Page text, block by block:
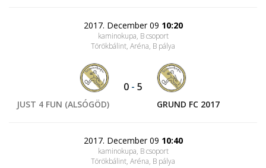
2017. December 09 10:20
kaminokupa, B csoport
Törökbálint, Aréna, B pálya
JUST 4 FUN (ALSÓGÖD)
0 - 5
GRUND FC 2017
2017. December 09 10:40
kaminokupa, B csoport
Törökbálint, Aréna, B pálya